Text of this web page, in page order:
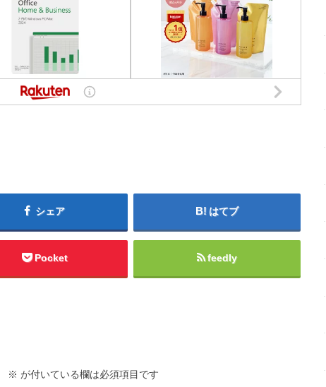
シェア はてブ
Pocket feedly
※ が付いている欄は必須項目です